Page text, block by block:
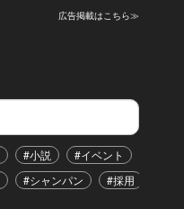
広告掲載はこちら≫
#小説 #イベント
#シャンパン #採用